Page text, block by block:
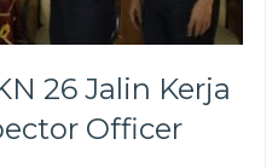
26 Jalin Kerja
Officer